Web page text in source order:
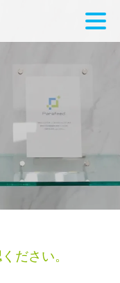
ださい。